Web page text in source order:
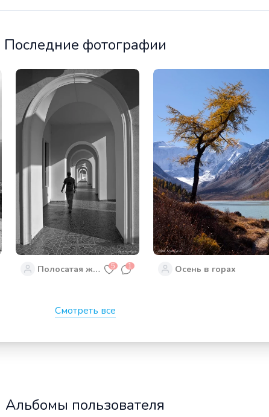
Последние фотографии
Полосатая жизнь 5 1 Осень в горах
Смотреть все
Альбомы пользователя